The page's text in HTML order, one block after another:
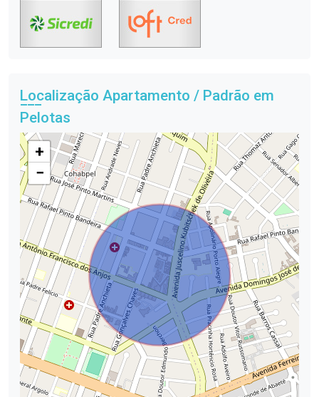
Localização Apartamento / Padrão em
Pelotas
+
−